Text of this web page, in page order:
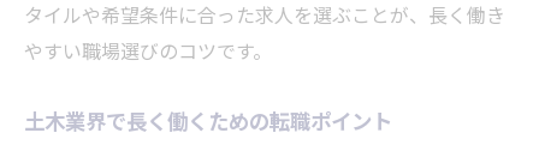
タイルや希望条件に合った求人を選ぶことが、長く働き
やすい職場選びのコツです。
土木業界で長く働くための転職ポイント